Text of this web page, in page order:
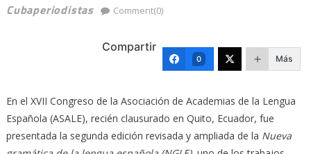
Cubaperiodistas
Comment(0)
Compartir
0 Más
En el XVII Congreso de la Asociación de Academias de la Lengua
Española (ASALE), recién clausurado en Quito, Ecuador, fue
presentada la segunda edición revisada y ampliada de la Nueva